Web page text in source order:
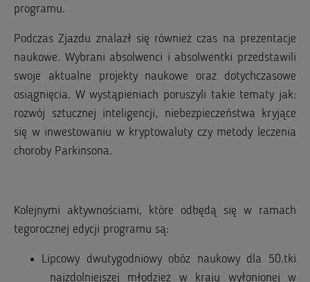
programu.
Podczas Zjazdu znalazł się również czas na prezentacje
naukowe. Wybrani absolwenci i absolwentki przedstawili
swoje aktualne projekty naukowe oraz dotychczasowe
osiągnięcia. W wystąpieniach poruszyli takie tematy jak:
rozwój sztucznej inteligencji, niebezpieczeństwa kryjące
się w inwestowaniu w kryptowaluty czy metody leczenia
choroby Parkinsona.
Kolejnymi aktywnościami, które odbędą się w ramach
tegorocznej edycji programu są:
Lipcowy dwutygodniowy obóz naukowy dla 50.tki
najzdolniejszej młodzież w kraju wyłonionej w